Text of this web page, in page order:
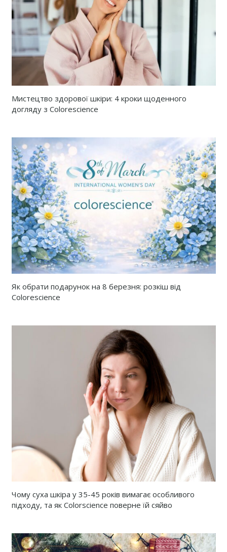
Мистецтво здорової шкіри: 4 кроки щоденного
догляду з Colorescience
Як обрати подарунок на 8 березня: розкіш від
Colorescience
Чому суха шкіра у 35-45 років вимагає особливого
підходу, та як Colorscience поверне їй сяйво